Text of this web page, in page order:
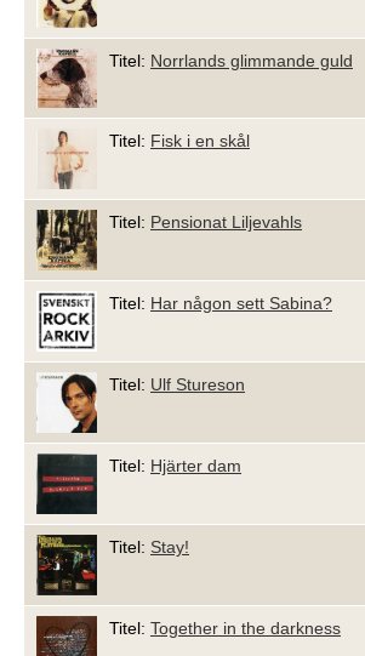
Titel: Norrlands glimmande guld
Titel: Fisk i en skål
Titel: Pensionat Liljevahls
Titel: Har någon sett Sabina?
Titel: Ulf Stureson
Titel: Hjärter dam
Titel: Stay!
Titel: Together in the darkness